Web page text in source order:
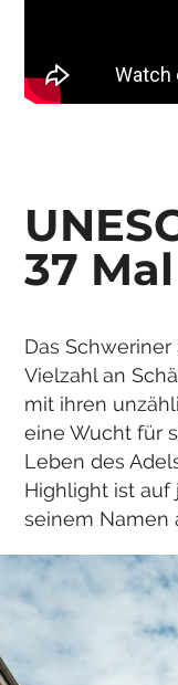
37
Das
Vielzahl an
mit ihren
eine Wucht für
Leben des
Highlight ist auf
seinem Namen